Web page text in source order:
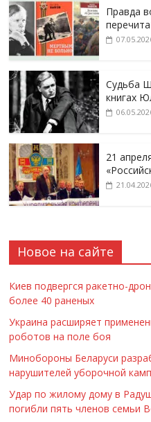
Правда
Судьба
книгах
21
Новое на сайте
Киев подвергся ракетно-
более 40 раненых
Украина расширяет
роботов на поле боя
Минобороны Беларуси
нарушителей уборочной
Удар по жилому дому в
погибли пять членов семьи